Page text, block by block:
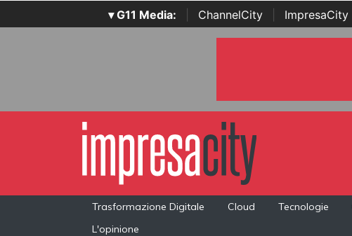
▾ G11 Media: ChannelCity ImpresaCity
Trasformazione Digitale Cloud Tecnologie
L'opinione